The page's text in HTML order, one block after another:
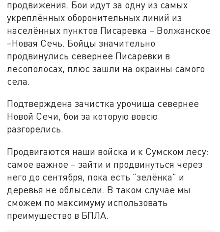
продвижения. Бои идут за одну из самых
укреплённых оборонительных линий из
населённых пунктов Писаревка – Волжанское
–Новая Сечь. Бойцы значительно
продвинулись севернее Писаревки в
лесополосах, плюс зашли на окраины самого
села.
Подтверждена зачистка урочища севернее
Новой Сечи, бои за которую вовсю
разгорелись.
Продвигаются наши войска и к Сумском лесу:
самое важное – зайти и продвинуться через
него до сентября, пока есть "зелёнка" и
деревья не облысели. В таком случае мы
сможем по максимуму использовать
преимущество в БПЛА.